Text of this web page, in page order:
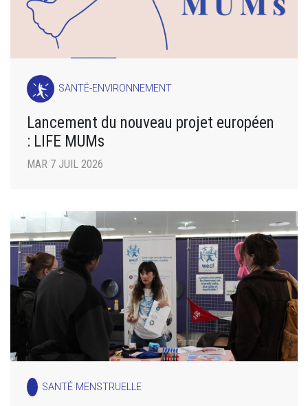
SANTÉ-ENVIRONNEMENT
Lancement du nouveau projet européen
: LIFE MUMs
MAR 7 JUIL 2026
SANTÉ MENSTRUELLE